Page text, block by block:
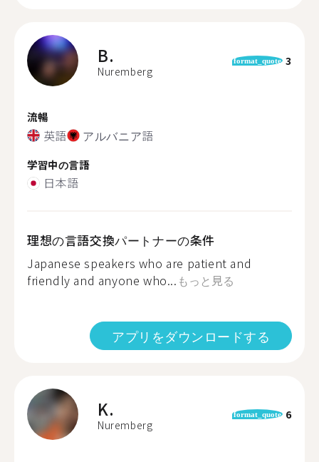
B.
Nuremberg
format_quote 3
流暢
英語 アルバニア語
学習中の言語
日本語
理想の言語交換パートナーの条件
Japanese speakers who are patient and
friendly and anyone who... もっと見る
アプリをダウンロードする
K.
Nuremberg
format_quote 6